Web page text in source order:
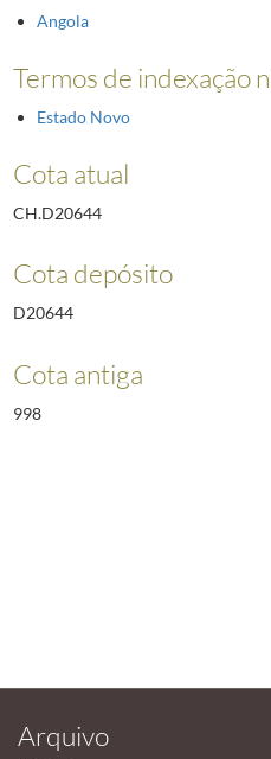
Angola
Termos de indexação
Estado Novo
Cota atual
CH.D20644
Cota depósito
D20644
Cota antiga
998
Arquivo